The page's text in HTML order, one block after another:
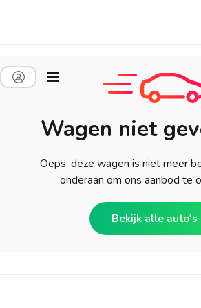
Wagen niet
Oeps, deze wagen is niet meer
onderaan om ons aanbod te
Bekijk alle auto's